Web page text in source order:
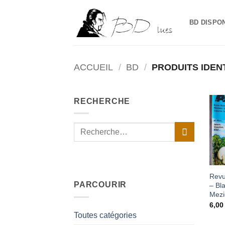
BD
ACCUEIL / BD / PRODUITS
RECHERCHE
Recherche
PARCOURIR
Toutes catégories
–
6,00